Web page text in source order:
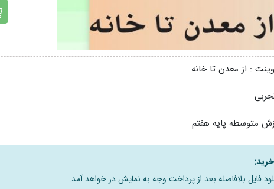
: از معدن تا خانه
متوسطه پایه هفتم
فایل بلافاصله بعد از پرداخت وجه به نمایش در خواهد آمد.